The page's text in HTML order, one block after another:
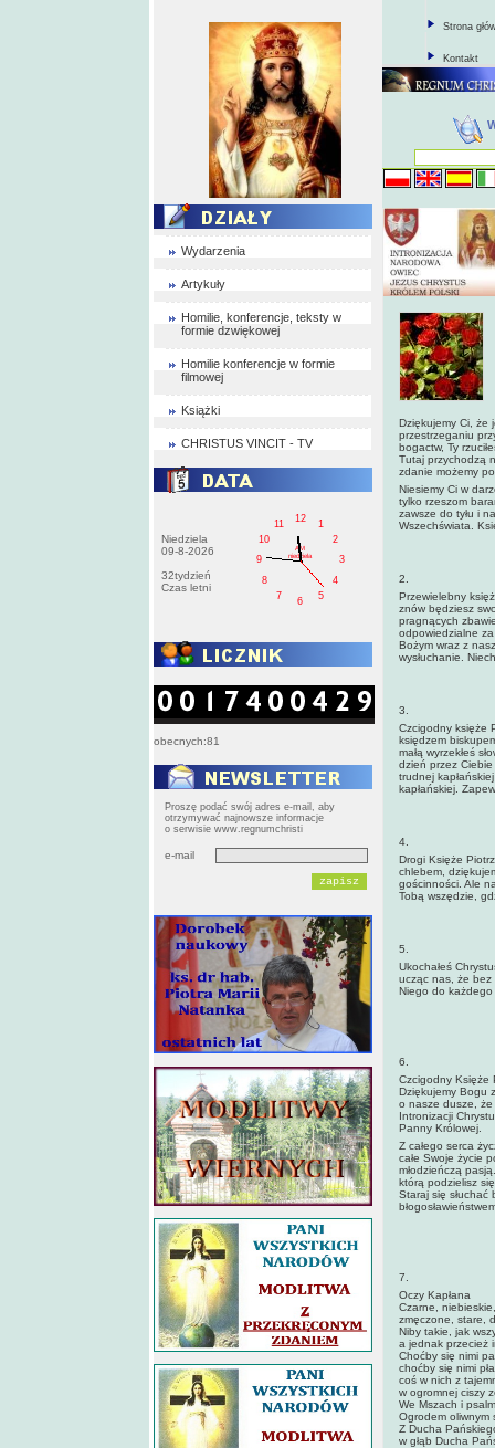
Wydarzenia
Artykuły
Homilie, konferencje, teksty w
formie dzwiękowej
Homilie konferencje w formie
filmowej
Książki
CHRISTUS VINCIT - TV
Niedziela
09-8-2026
32tydzień
Czas letni
1
2
3
4
5
6
7
8
9
10
11
12
AM
niedziela
obecnych:81
Proszę podać swój adres e-mail, aby
otrzymywać najnowsze informacje
o serwisie www.regnumchristi
e-mail
Strona
Kontakt
Dziękujemy Ci, że
przestrzeganiu
bogactw, Ty
Tutaj przychodzą
zdanie możemy
Niesiemy Ci w
tylko rzeszom
zawsze do tyłu i
Wszechświata.
2.
Przewielebny
znów będziesz
pragnących
odpowiedzialne za
Bożym wraz z
wysłuchanie.
3.
Czcigodny księże
księdzem
małą wyrzekłeś
dzień przez
trudnej
kapłańskiej.
4.
Drogi Księże
chlebem,
gościnności. Ale
Tobą wszędzie,
5.
Ukochałeś
ucząc nas, że bez
Niego do każdego
6.
Czcigodny Księże
Dziękujemy Bogu
o nasze dusze, że
Intronizacji
Panny Królowej.
Z całego serca
całe Swoje życie
młodzieńczą
którą podzielisz
Staraj się
7.
Oczy Kapłana
Czarne,
zmęczone, stare,
Niby takie, jak
a jednak przecież
Choćby się nimi
choćby się nimi
coś w nich z
w ogromnej ciszy
We Mszach i
Ogrodem oliwnym
Z Ducha
w głąb Ducha